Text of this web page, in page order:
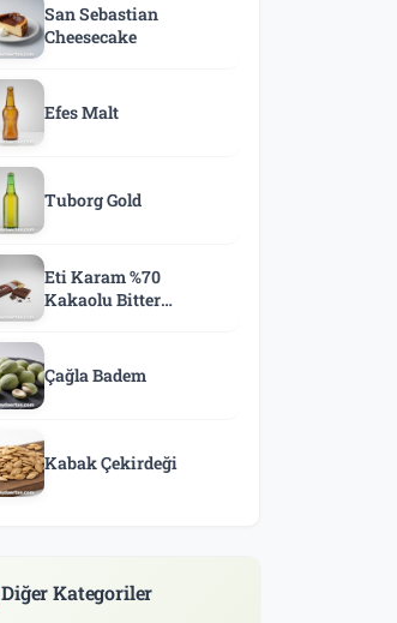
San Sebastian
Cheesecake
Efes Malt
Tuborg Gold
Eti Karam %70
Kakaolu Bitter
Çağla Badem
Kabak Çekirdeği
Diğer Kategoriler